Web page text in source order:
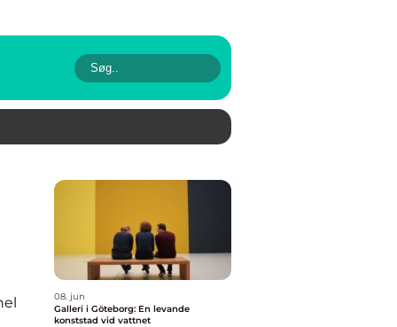
08. jun
Galleri i Göteborg: En levande
konststad vid vattnet